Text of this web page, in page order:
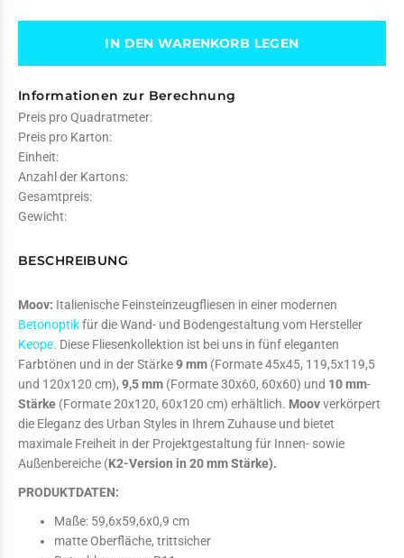
IN DEN WARENKORB LEGEN
Informationen zur Berechnung
Preis pro Quadratmeter:
Preis pro Karton:
Einheit:
Anzahl der Kartons:
Gesamtpreis:
Gewicht:
BESCHREIBUNG
Moov: Italienische Feinsteinzeugfliesen in einer modernen
Betonoptikfür die Wand- und Bodengestaltung vom Hersteller
Keope. Diese Fliesenkollektion ist bei uns in fünf eleganten
Farbtönen und in der Stärke9 mm (Formate 45x45, 119,5x119,5
und 120x120 cm), 9,5 mm (Formate 30x60, 60x60) und 10 mm-
Stärke (Formate 20x120, 60x120 cm) erhältlich. Moovverkörpert
die Eleganz des Urban Styles in Ihrem Zuhause und bietet
maximale Freiheit in der Projektgestaltung für Innen- sowie
Außenbereiche (K2-Version in 20 mm Stärke).
PRODUKTDATEN:
Maße: 59,6x59,6x0,9 cm
matte Oberfläche, trittsicher